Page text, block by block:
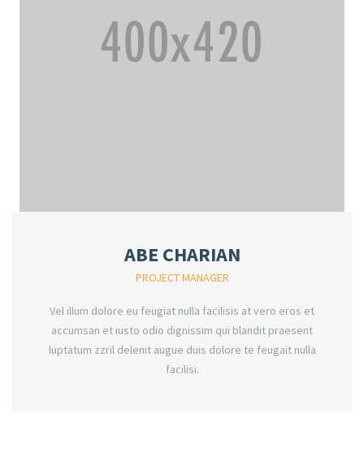
ABE CHARIAN
PROJECT MANAGER
Vel illum dolore eu feugiat nulla facilisis at vero eros et
accumsan et iusto odio dignissim qui blandit praesent
luptatum zzril delenit augue duis dolore te feugait nulla
facilisi.